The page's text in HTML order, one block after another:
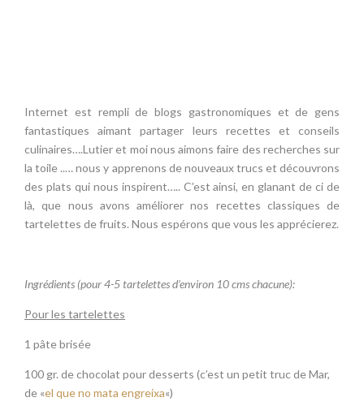
Internet est rempli de blogs gastronomiques et de gens
fantastiques aimant partager leurs recettes et conseils
culinaires….Lutier et moi nous aimons faire des recherches sur
la toile ..… nous y apprenons de nouveaux trucs et découvrons
des plats qui nous inspirent….. C’est ainsi, en glanant de ci de
là, que nous avons améliorer nos recettes classiques de
tartelettes de fruits. Nous espérons que vous les apprécierez.
Ingrédients (pour 4-5 tartelettes d’environ 10 cms chacune):
Pour les tartelettes
1 pâte brisée
100 gr. de chocolat pour desserts (c’est un petit truc de Mar,
de «el que no mata engreixa«)